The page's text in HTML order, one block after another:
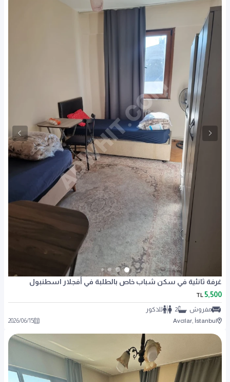
غرفة ثانئية في سكن شباب خاص بالطلبة في أفجلار اسطنبول
5,500
TL
مفروش 2
للذكور
Avcılar, İstanbul
2026/06/15